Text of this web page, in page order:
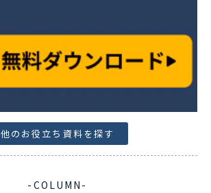
他のお役立ち資料を探す
-COLUMN-